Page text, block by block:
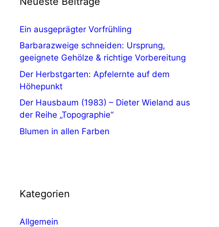
Ein ausgeprägter Vorfrühling
Barbarazweige schneiden: Ursprung,
geeignete Gehölze & richtige Vorbereitung
Der Herbstgarten: Apfelernte auf dem
Höhepunkt
Der Hausbaum (1983) – Dieter Wieland aus
der Reihe „Topographie“
Blumen in allen Farben
Kategorien
Allgemein